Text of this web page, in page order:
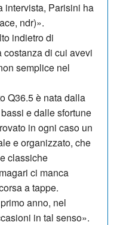
intervista, Pa­risini ha
ndr)».
indietro di
co­stanza di cui avevi
semplice nel
Q36.5 è nata dalla
e dalle sfortune
in ogni caso un
e organizzato, che
classiche
ci man­ca
a tappe.
anno, nel
in tal senso».